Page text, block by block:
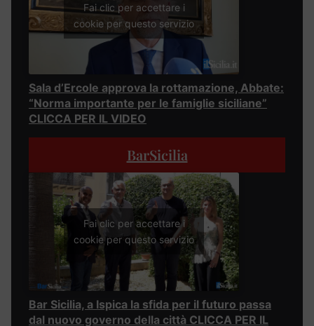
Fai clic per accettare i
cookie per questo servizio
Sala d’Ercole approva la rottamazione, Abbate:
“Norma importante per le famiglie siciliane”
CLICCA PER IL VIDEO
BarSicilia
Fai clic per accettare i
cookie per questo servizio
Bar Sicilia, a Ispica la sfida per il futuro passa
dal nuovo governo della città CLICCA PER IL